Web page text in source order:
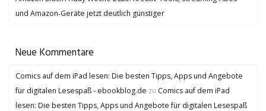
und Amazon‑Geräte jetzt deutlich günstiger
Neue Kommentare
Comics auf dem iPad lesen: Die besten Tipps, Apps und Angebote
für digitalen Lesespaß - ebookblog.de zu Comics auf dem iPad
lesen: Die besten Tipps, Apps und Angebote für digitalen Lesespaß